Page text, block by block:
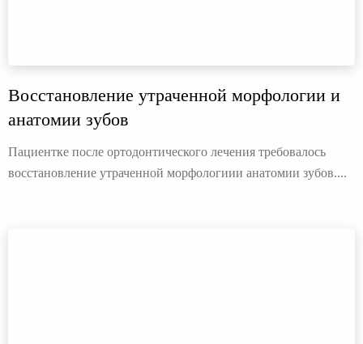
Восстановление утраченной морфологии и
анатомии зубов
Пациентке после ортодонтического лечения требовалось
восстановление утраченной морфологиии анатомии зубов....